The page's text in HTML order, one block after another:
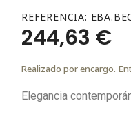
REFERENCIA
244,63 €
Realizado por encargo.
Elegancia